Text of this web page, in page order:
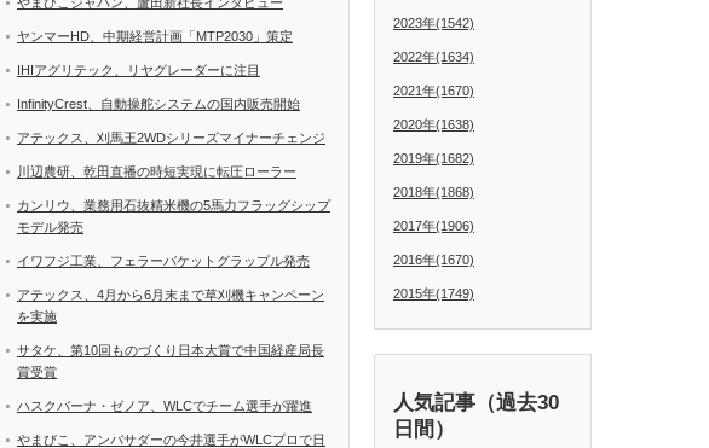
ヤンマーHD、中期経営計画「MTP2030」策定
IHIアグリテック、リヤグレーダーに注目
InfinityCrest、自動操舵システムの国内販売開始
アテックス、刈馬王2WDシリーズマイナーチェンジ
川辺農研、乾田直播の時短実現に転圧ローラー
カンリウ、業務用石抜精米機の5馬力フラッグシップ
モデル発売
イワフジ工業、フェラーバケットグラップル発売
アテックス、4月から6月末まで草刈機キャンペーン
を実施
サタケ、第10回ものづくり日本大賞で中国経産局長
賞受賞
ハスクバーナ・ゼノア、WLCでチーム選手が躍進
やまびこ、アンバサダーの今井選手がWLCプロで日
2023年(1542)
2022年(1634)
2021年(1670)
2020年(1638)
2019年(1682)
2018年(1868)
2017年(1906)
2016年(1670)
2015年(1749)
人気記事（過去30
日間）